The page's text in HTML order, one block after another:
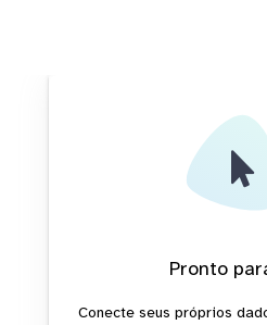
Pronto
Conecte seus próprios